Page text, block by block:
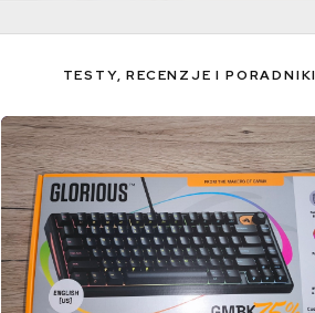
TESTY, RECENZJE I PORADNIKI